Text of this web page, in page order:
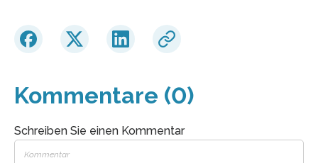
Kommentare (0)
Schreiben Sie einen Kommentar